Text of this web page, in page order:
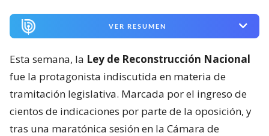
VER RESUMEN
Esta semana, la Ley de Reconstrucción Nacional
fue la protagonista indiscutida en materia de
tramitación legislativa. Marcada por el ingreso de
cientos de indicaciones por parte de la oposición, y
tras una maratónica sesión en la Cámara de